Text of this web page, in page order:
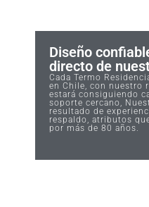
Diseño
directo de
Cada Termo
en Chile, con nuestro
estará consiguiendo
soporte cercano,
resultado de
respaldo, atributos
por más de 80 años.